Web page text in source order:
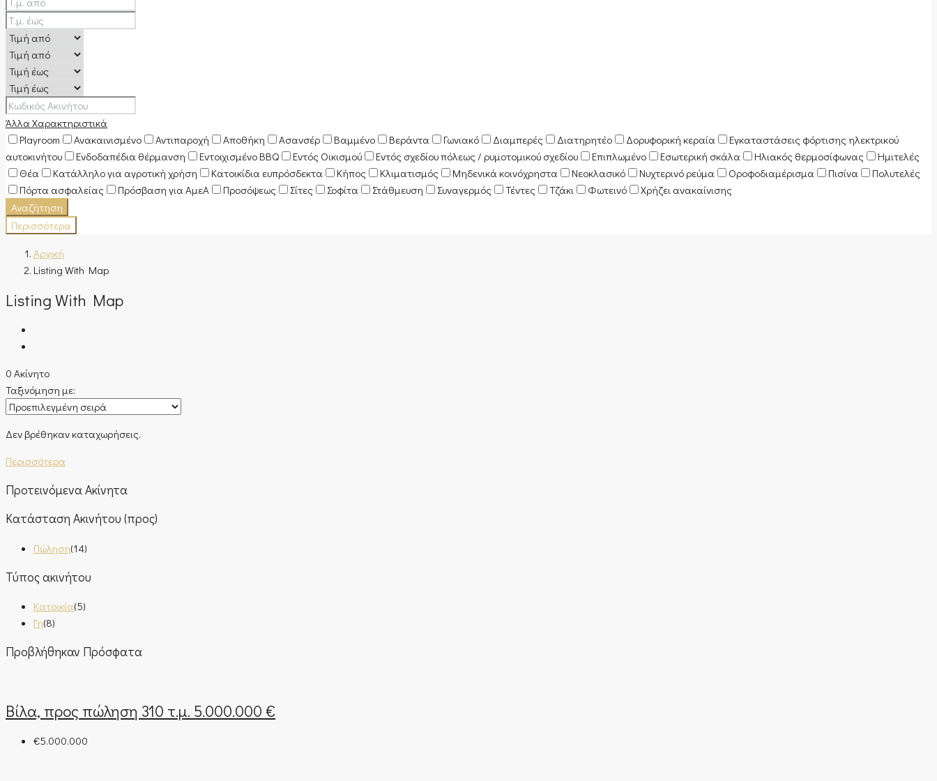
Άλλα Χαρακτηριστικά
Playroom
Ανακαινισμένο Αντιπαροχή Αποθήκη Ασανσέρ Βαμμένο Βεράντα Γωνιακό Διαμπερές Διατηρητέο Δορυφορική κεραία
Εγκαταστάσεις φόρτισης ηλεκτρικού
αυτοκινήτου
Ενδοδαπέδια θέρμανση Εντοιχισμένο BBQ Εντός Οικισμού Εντός σχεδίου πόλεως / ρυμοτομικού σχεδίου Επιπλωμένο Εσωτερική σκάλα Ηλιακός θερμοσίφωνας
Ημιτελές
Θέα
Κατάλληλο για αγροτική χρήση Κατοικίδια ευπρόσδεκτα Κήπος Κλιματισμός Μηδενικά κοινόχρηστα Νεοκλασικό Νυχτερινό ρεύμα Οροφοδιαμέρισμα Πισίνα
Πολυτελές
Πόρτα ασφαλείας
Πρόσβαση για ΑμεΑ Προσόψεως Σίτες Σοφίτα Στάθμευση Συναγερμός Τέντες Τζάκι Φωτεινό
Χρήζει ανακαίνισης
Αναζήτηση
Περισσότερα
Αρχική
Listing With Map
Listing With Map
0 Ακίνητο
Ταξινόμηση με:
Δεν βρέθηκαν καταχωρήσεις.
Περισσότερα
Προτεινόμενα Ακίνητα
Κατάσταση Ακινήτου (προς)
Πώληση(14)
Τύπος ακινήτου
Κατοικία(5)
Γη(8)
Προβλήθηκαν Πρόσφατα
Βίλα, προς πώληση 310 τ.μ. 5.000.000 €
€5.000.000